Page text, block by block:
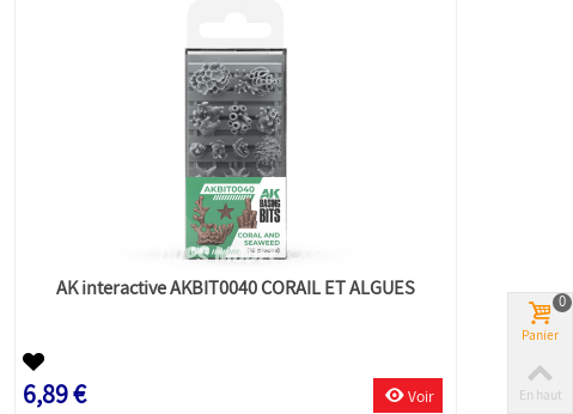
AK interactive AKBIT0040 CORAIL ET ALGUES
6,89 € Voir
Panier
0
En haut